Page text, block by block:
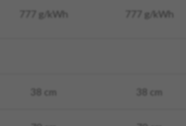
777 g/kWh 777 g/kWh
38 cm 38 cm